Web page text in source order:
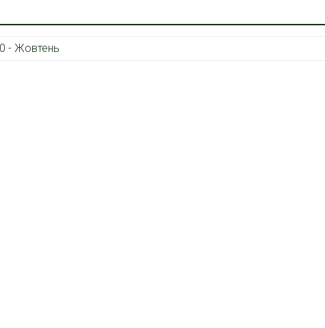
- Жовтень